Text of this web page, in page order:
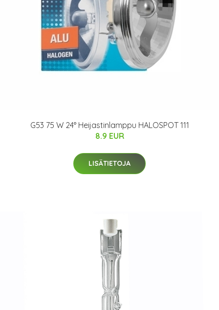
G53 75 W 24° Heijastinlamppu HALOSPOT 111
8.9 EUR
LISÄTIETOJA